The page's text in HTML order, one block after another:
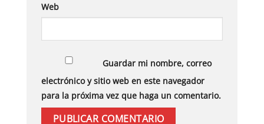
Web
Guardar mi nombre, correo
electrónico y sitio web en este navegador
para la próxima vez que haga un comentario.